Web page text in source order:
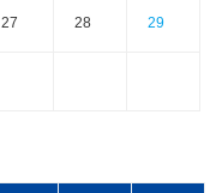
27 28 29